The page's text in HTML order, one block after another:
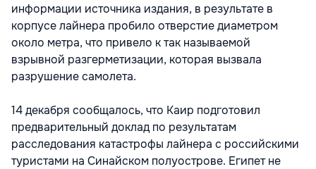
информации источника издания, в результате в
корпусе лайнера пробило отверстие диаметром
около метра, что привело к так называемой
взрывной разгерметизации, которая вызвала
разрушение самолета.
14 декабря сообщалось, что Каир подготовил
предварительный доклад по результатам
расследования катастрофы лайнера с российскими
туристами на Синайском полуострове. Египет не